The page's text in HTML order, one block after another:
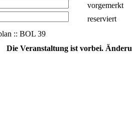
vorgemerkt
reserviert
:: BOL 39
Die Veranstaltung ist vorbei.